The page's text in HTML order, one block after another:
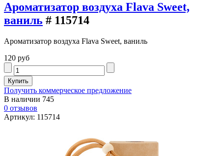
Ароматизатор воздуха Flava Sweet,
ваниль # 115714
Ароматизатор воздуха Flava Sweet, ваниль
120 руб
Получить коммерческое предложение
В наличии 745
0 отзывов
Артикул: 115714